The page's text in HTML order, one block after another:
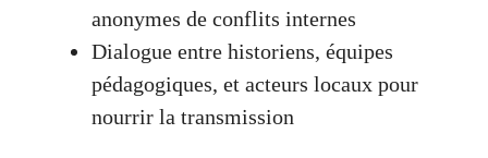
anonymes de conflits internes
Dialogue entre historiens, équipes
pédagogiques, et acteurs locaux pour
nourrir la transmission